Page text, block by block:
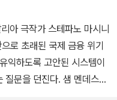
아 극작가 스테파노 마시니
로 초래된 국제 금융 위기
익하도록 고안된 시스템이
질문을 던진다. 샘 멘데스가